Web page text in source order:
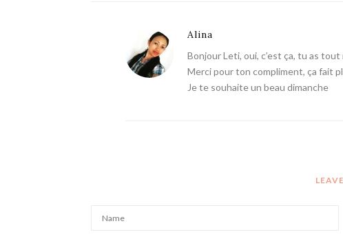
Alina
Bonjour Leti, oui, c’est ça, tu as tout
Merci pour ton compliment, ça fait
Je te souhaite un beau dimanche